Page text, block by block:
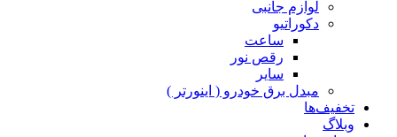
لوازم جانبی
دکوراتیو
ساعت
رقص نور
سایر
مبدل برق خودرو ( اینورتر )
تخفیف‌ها
وبلاگ